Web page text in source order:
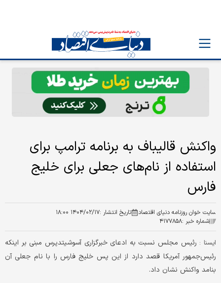
واکنش قالیباف به برنامه ترامپ برای
استفاده از نام‌های جعلی برای خلیج
فارس
سایت خوان روزنامه دنیای اقتصاد تاریخ انتشار :۱۴۰۴/۰۲/۱۷ ۱۸:۰۰
شماره خبر :۴۱۷۷۸۵۸
ايسنا : رئیس مجلس نسبت به ادعای خبرگزاری آسوشیتدپرس مبنی بر اینکه
رئیس‌جمهور آمریکا قصد دارد از این پس خلیج فارس را با نام جعلی آن
بنامد واکنش نشان داد.